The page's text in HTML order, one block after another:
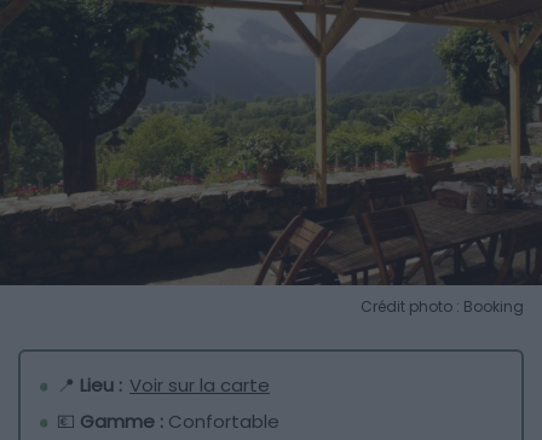
Crédit photo : Booking
📍 Lieu : Voir sur la carte
💶 Gamme : Confortable